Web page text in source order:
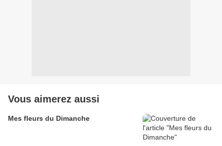
Vous aimerez aussi
Mes fleurs du Dimanche